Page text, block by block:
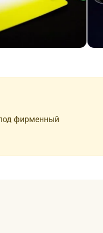
фирменный